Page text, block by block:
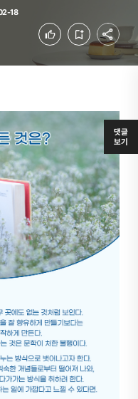
18
공
좋아요 북마크
댓글
보기